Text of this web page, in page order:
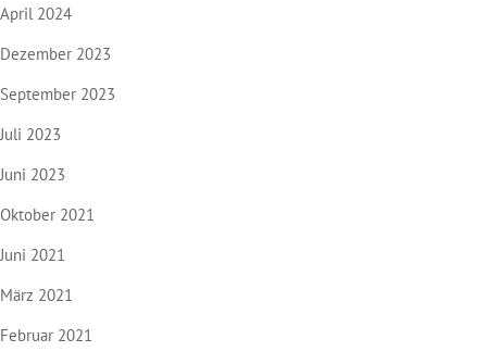
April 2024
Dezember 2023
September 2023
Juli 2023
Juni 2023
Oktober 2021
Juni 2021
März 2021
Februar 2021